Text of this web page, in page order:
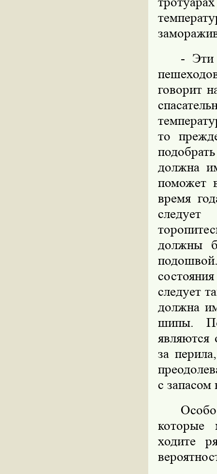
- Эти
говорит
то
должна
поможет
время
должны
следует
должна
шипы.
являются
за
с запасом
которые
ходите